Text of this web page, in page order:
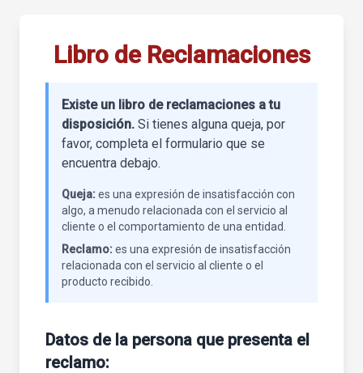
Libro de Reclamaciones
Existe un libro de reclamaciones a tu
disposición. Si tienes alguna queja, por
favor, completa el formulario que se
encuentra debajo.
Queja:es una expresión de insatisfacción con
algo, a menudo relacionada con el servicio al
cliente o el comportamiento de una entidad.
Reclamo:es una expresión de insatisfacción
relacionada con el servicio al cliente o el
producto recibido.
Datos de la persona que presenta el
reclamo: